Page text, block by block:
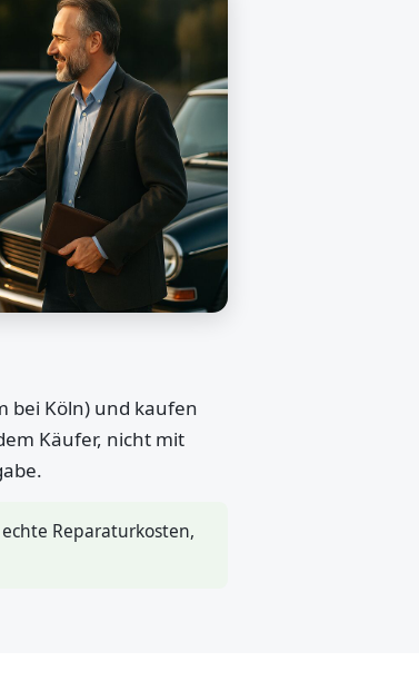
bei Köln) und kaufen
Käufer, nicht mit
Reparaturkosten,